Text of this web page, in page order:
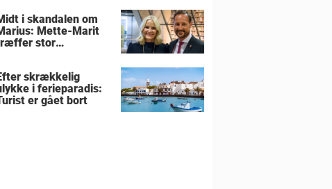
i skandalen om
Mette-Marit
stor
skrækkelig
i ferieparadis:
er gået bort